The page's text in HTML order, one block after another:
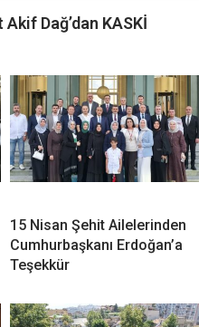
Dağ’dan KASKİ
15 Nisan Şehit Ailelerinden
Cumhurbaşkanı Erdoğan’a
Teşekkür